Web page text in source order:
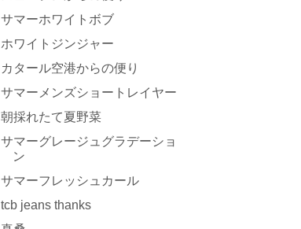
サマーホワイトボブ
ホワイトジンジャー
カタール空港からの便り
サマーメンズショートレイヤー
朝採れたて夏野菜
サマーグレージュグラデーショ
ン
サマーフレッシュカール
tcb jeans thanks